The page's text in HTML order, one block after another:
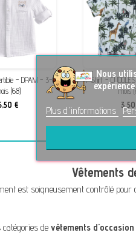
- DPAM - 3-6
(68)
€
T-Shirt -
mois
Vêtements
est soigneusement contrôlé
de vêtements
Nous
Plus d'informations